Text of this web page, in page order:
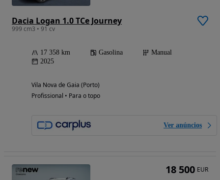
Dacia Logan 1.0 TCe Journey
999 cm3 • 91 cv
17 358 km Gasolina
Manual
2025
Vila Nova de Gaia (Porto)
Profissional • Para o topo
Ver anúncios
18 500 EUR